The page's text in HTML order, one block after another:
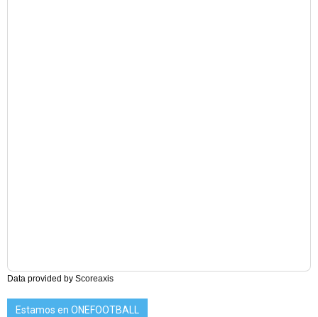
Data provided by Scoreaxis
Estamos en ONEFOOTBALL